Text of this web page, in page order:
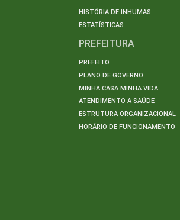
HISTÓRIA DE INHUMAS
ESTATÍSTICAS
PREFEITURA
PREFEITO
PLANO DE GOVERNO
MINHA CASA MINHA VIDA
ATENDIMENTO A SAÚDE
ESTRUTURA ORGANIZACIONAL
HORÁRIO DE FUNCIONAMENTO